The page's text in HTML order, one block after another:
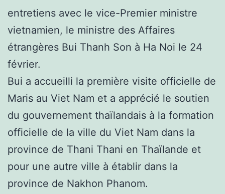
entretiens avec le vice-Premier ministre
vietnamien, le ministre des Affaires
étrangères Bui Thanh Son à Ha Noi le 24
février.
Bui a accueilli la première visite officielle de
Maris au Viet Nam et a apprécié le soutien
du gouvernement thaïlandais à la formation
officielle de la ville du Viet Nam dans la
province de Thani Thani en Thaïlande et
pour une autre ville à établir dans la
province de Nakhon Phanom.